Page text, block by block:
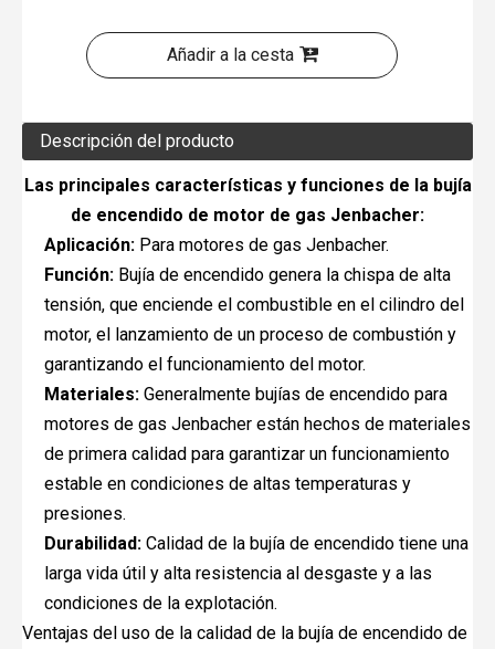
Añadir a la cesta
Descripción del producto
Las principales características y funciones de la bujía
de encendido de motor de gas Jenbacher:
Aplicación: Para motores de gas Jenbacher.
Función: Bujía de encendido genera la chispa de alta
tensión, que enciende el combustible en el cilindro del
motor, el lanzamiento de un proceso de combustión y
garantizando el funcionamiento del motor.
Materiales: Generalmente bujías de encendido para
motores de gas Jenbacher están hechos de materiales
de primera calidad para garantizar un funcionamiento
estable en condiciones de altas temperaturas y
presiones.
Durabilidad: Calidad de la bujía de encendido tiene una
larga vida útil y alta resistencia al desgaste y a las
condiciones de la explotación.
Ventajas del uso de la calidad de la bujía de encendido de